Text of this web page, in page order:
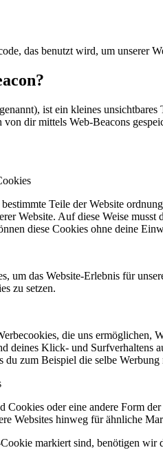
das benutzt wird, um unserer
ist ein kleines
dir mittels Web-Beacons
Teile der Website
Website. Auf diese Weise
diese Cookies ohne deine
um das Website-Erlebnis für
zu setzen.
die uns ermöglichen,
deines Klick- und Surfverhaltens
du zum Beispiel die selbe
oder eine andere Form
Websites hinweg für ähnliche
markiert sind, benötigen